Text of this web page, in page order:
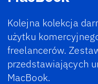
Kolejna kolekcja
użytku
freelancerów.
przedstawiających
MacBook.